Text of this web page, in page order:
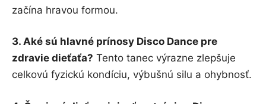
začína hravou formou.
3. Aké sú hlavné prínosy Disco Dance pre
zdravie dieťaťa? Tento tanec výrazne zlepšuje
celkovú fyzickú kondíciu, výbušnú silu a ohybnosť.